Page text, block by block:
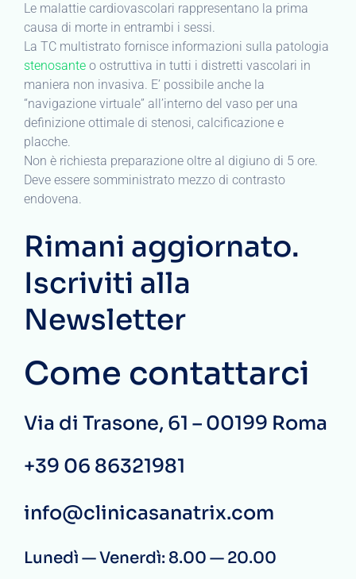
Le malattie cardiovascolari rappresentano la prima
causa di morte in entrambi i sessi.
La TC multistrato fornisce informazioni sulla patologia
stenosante o ostruttiva in tutti i distretti vascolari in
maniera non invasiva. E’ possibile anche la
“navigazione virtuale” all’interno del vaso per una
definizione ottimale di stenosi, calcificazione e
placche.
Non è richiesta preparazione oltre al digiuno di 5 ore.
Deve essere somministrato mezzo di contrasto
endovena.
Rimani aggiornato.
Iscriviti alla
Newsletter
Come contattarci
Via di Trasone, 61 – 00199 Roma
+39 06 86321981
info@clinicasanatrix.com
Lunedì — Venerdì: 8.00 — 20.00